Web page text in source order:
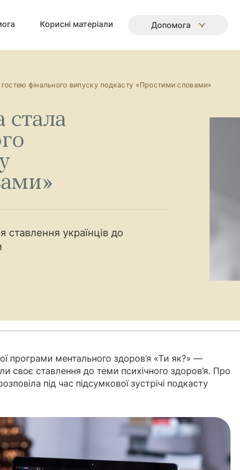
Корисні матеріали Допомога
фінального випуску подкасту «Простими словами»
стала
ставлення українців до
програми ментального здоров’я «Ти як?» —
своє ставлення до теми психічного здоров’я. Про
під час підсумкової зустрічі подкасту